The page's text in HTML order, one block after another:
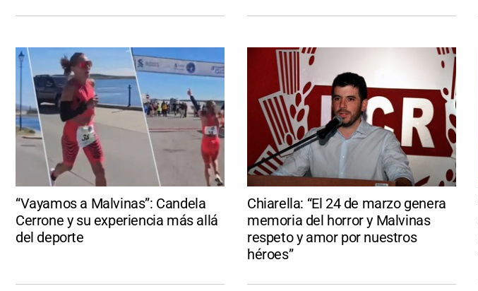
“Vayamos a Malvinas”: Candela
Cerrone y su experiencia más allá
del deporte
Chiarella: “El 24 de marzo genera
memoria del horror y Malvinas
respeto y amor por nuestros
héroes”